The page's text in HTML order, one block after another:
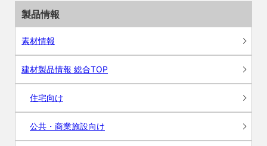
製品情報
素材情報
建材製品情報 総合TOP
住宅向け
公共・商業施設向け